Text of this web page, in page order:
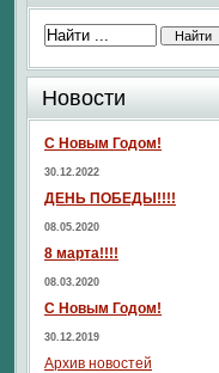
Новости
С Новым Годом!
30.12.2022
ДЕНЬ ПОБЕДЫ!!!!
08.05.2020
8 марта!!!!
08.03.2020
С Новым Годом!
30.12.2019
Архив новостей